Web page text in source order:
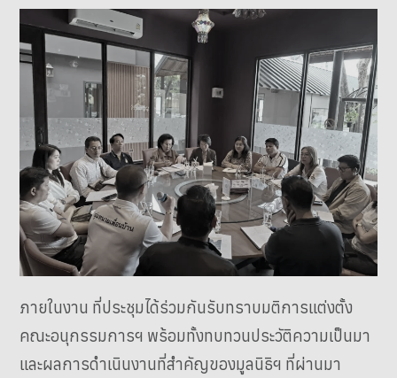
ภายในงาน ที่ประชุมได้ร่วมกันรับทราบมติการแต่งตั้ง
คณะอนุกรรมการฯ พร้อมทั้งทบทวนประวัติความเป็นมา
และผลการดำเนินงานที่สำคัญของมูลนิธิฯ ที่ผ่านมา